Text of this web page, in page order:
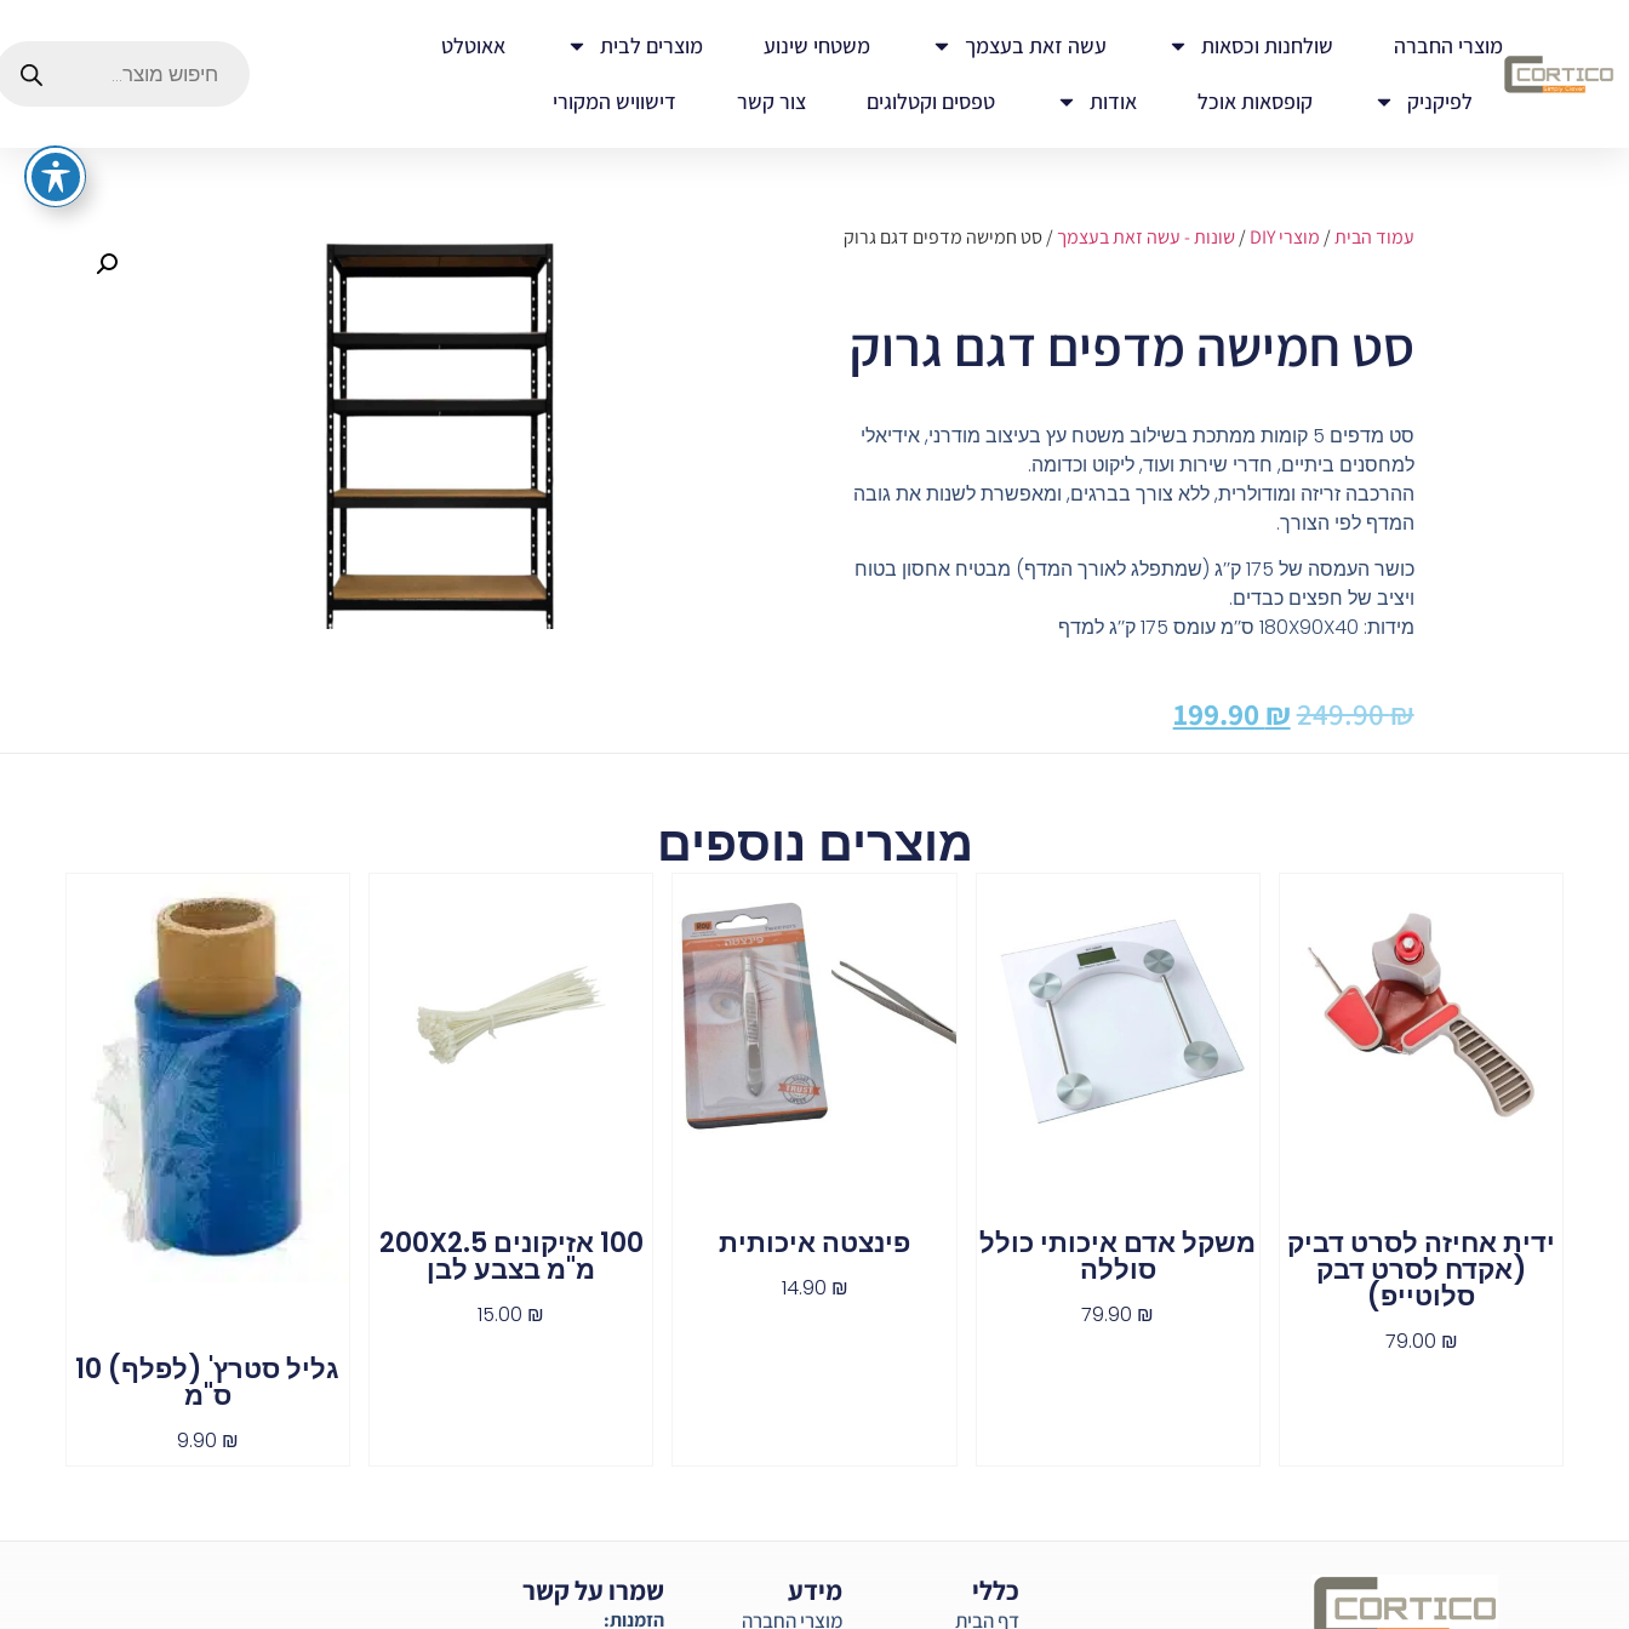
מוצרי החברה שולחנות וכסאות עשה זאת בעצמך משטחי שינוע מוצרים לבית
אאוטלט
לפיקניק
קופסאות אוכל אודות טפסים וקטלוגים צור קשר דישוויש המקורי
עמוד הבית/ מוצרי DIY /שונות - עשה זאת בעצמך/ סט חמישה מדפים דגם גרוק
סט חמישה מדפים דגם גרוק
סט מדפים 5 קומות ממתכת בשילוב משטח עץ בעיצוב מודרני, אידיאלי
למחסנים ביתיים, חדרי שירות ועוד, ליקוט וכדומה.
ההרכבה זריזה ומודולרית, ללא צורך בברגים, ומאפשרת לשנות את גובה
המדף לפי הצורך.
כושר העמסה של 175 ק’’ג (שמתפלג לאורך המדף) מבטיח אחסון בטוח
ויציב של חפצים כבדים.
מידות: 180X90X40 ס’’מ עומס 175 ק’’ג למדף
249.90₪
199.90 ₪
מוצרים נוספים
ידית אחיזה לסרט דביק
(אקדח לסרט דבק
סלוטייפ)
79.00 ₪
משקל אדם איכותי כולל
סוללה
79.90 ₪
פינצטה איכותית
14.90 ₪
100 אזיקונים 200X2.5
מ"מ בצבע לבן
15.00 ₪
גליל סטרץ' (לפלף) 10
ס"מ
9.90 ₪
כללי
דף הבית
מידע
מוצרי החברה
שמרו על קשר
הזמנות: